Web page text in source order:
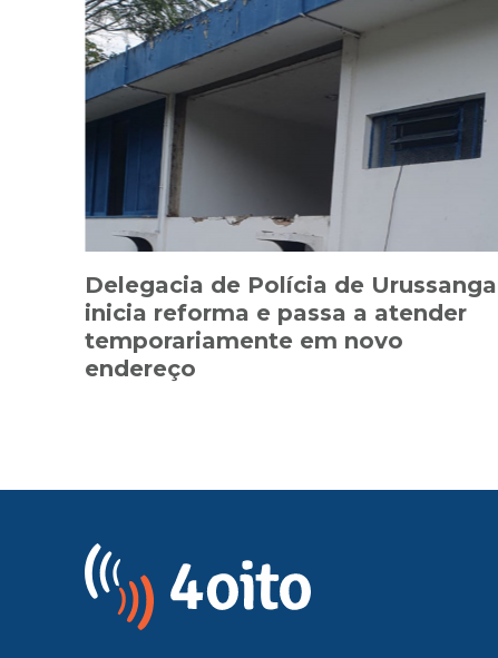
Delegacia de Polícia de Urussanga
inicia reforma e passa a atender
temporariamente em novo
endereço